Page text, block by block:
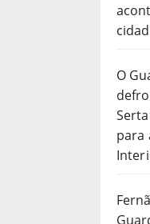
O
para